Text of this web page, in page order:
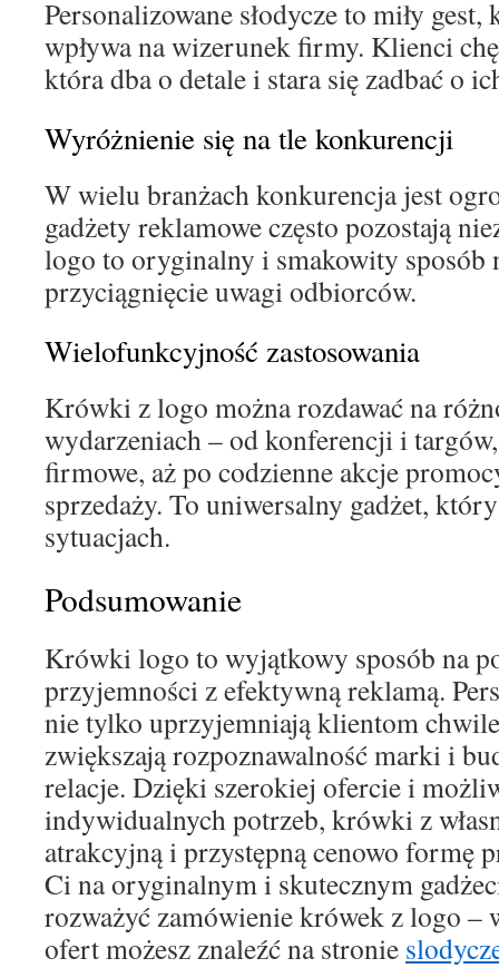
Personalizowane słodycze to miły
wpływa na wizerunek firmy. Klienci
która dba o detale i stara się zadbać o
Wyróżnienie się na tle konkurencji
W wielu branżach konkurencja jest
gadżety reklamowe często pozostają
logo to oryginalny i smakowity sposób
przyciągnięcie uwagi odbiorców.
Wielofunkcyjność zastosowania
Krówki z logo można rozdawać na
wydarzeniach – od konferencji i
firmowe, aż po codzienne akcje
sprzedaży. To uniwersalny gadżet,
sytuacjach.
Podsumowanie
Krówki logo to wyjątkowy sposób na
przyjemności z efektywną reklamą.
nie tylko uprzyjemniają klientom
zwiększają rozpoznawalność marki i
relacje. Dzięki szerokiej ofercie i
indywidualnych potrzeb, krówki z
atrakcyjną i przystępną cenowo formę
Ci na oryginalnym i skutecznym
rozważyć zamówienie krówek z logo
ofert możesz znaleźć na stronie